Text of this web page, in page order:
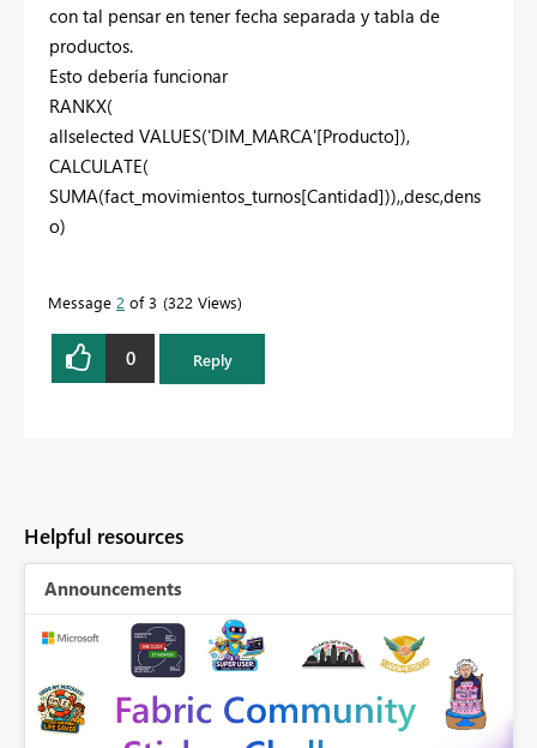
con tal pensar en tener fecha separada y tabla de
productos.
Esto debería funcionar
RANKX(
allselected VALUES('DIM_MARCA'[Producto]),
CALCULATE(
SUMA(fact_movimientos_turnos[Cantidad])),,desc,dens
o)
Message 2 of 3 322 Views
0 Reply
Helpful resources
Announcements